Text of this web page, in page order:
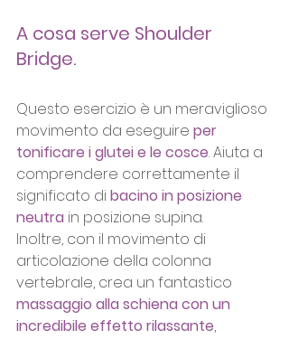
A cosa serve Shoulder
Bridge.
Questo esercizio è un meraviglioso
movimento da eseguire per
tonificare i glutei e le cosce. Aiuta a
comprendere correttamente il
significato di bacino in posizione
neutra in posizione supina.
Inoltre, con il movimento di
articolazione della colonna
vertebrale, crea un fantastico
massaggio alla schiena con un
incredibile effetto rilassante,